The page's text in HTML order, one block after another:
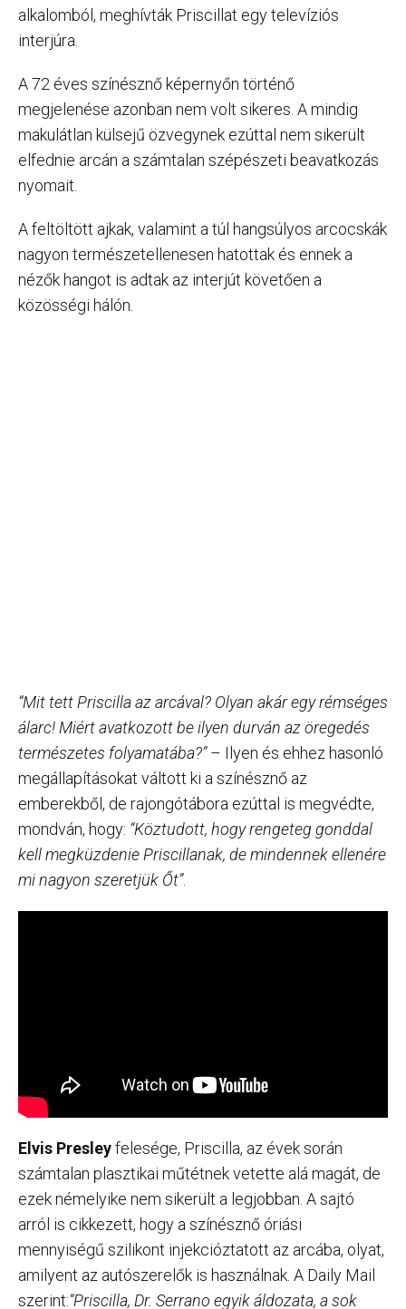
alkalomból, meghívták Priscillat egy televíziós
interjúra.
A 72 éves színésznő képernyőn történő
megjelenése azonban nem volt sikeres. A mindig
makulátlan külsejű özvegynek ezúttal nem sikerült
elfednie arcán a számtalan szépészeti beavatkozás
nyomait.
A feltöltött ajkak, valamint a túl hangsúlyos arcocskák
nagyon természetellenesen hatottak és ennek a
nézők hangot is adtak az interjút követően a
közösségi hálón.
“Mit tett Priscilla az arcával? Olyan akár egy rémséges
álarc! Miért avatkozott be ilyen durván az öregedés
természetes folyamatába?”– Ilyen és ehhez hasonló
megállapításokat váltott ki a színésznő az
emberekből, de rajongótábora ezúttal is megvédte,
mondván, hogy: “Köztudott, hogy rengeteg gonddal
kell megküzdenie Priscillanak, de mindennek ellenére
mi nagyon szeretjük Őt”.
Elvis Presleyfelesége, Priscilla, az évek során
számtalan plasztikai műtétnek vetette alá magát, de
ezek némelyike nem sikerült a legjobban. A sajtó
arról is cikkezett, hogy a színésznő óriási
mennyiségű szilikont injekcióztatott az arcába, olyat,
amilyent az autószerelők is használnak. A Daily Mail
szerint:“Priscilla, Dr. Serrano egyik áldozata, a sok